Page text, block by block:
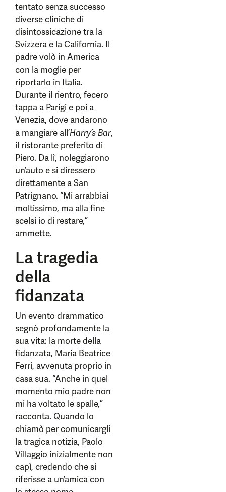
tentato senza successo
diverse cliniche di
disintossicazione tra la
Svizzera e la California. Il
padre volò in America
con la moglie per
riportarlo in Italia.
Durante il rientro, fecero
tappa a Parigi e poi a
Venezia, dove andarono
a mangiare all’Harry’s Bar,
il ristorante preferito di
Piero. Da lì, noleggiarono
un’auto e si diressero
direttamente a San
Patrignano. “Mi arrabbiai
moltissimo, ma alla fine
scelsi io di restare,”
ammette.
La tragedia
della
fidanzata
Un evento drammatico
segnò profondamente la
sua vita: la morte della
fidanzata, Maria Beatrice
Ferri, avvenuta proprio in
casa sua. “Anche in quel
momento mio padre non
mi ha voltato le spalle,”
racconta. Quando lo
chiamò per comunicargli
la tragica notizia, Paolo
Villaggio inizialmente non
capì, credendo che si
riferisse a un’amica con